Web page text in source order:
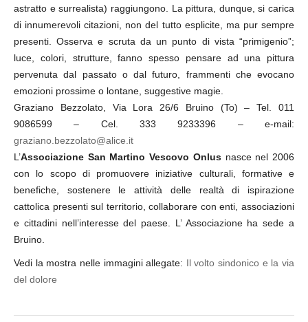
astratto e surrealista) raggiungono. La pittura, dunque, si carica
di innumerevoli citazioni, non del tutto esplicite, ma pur sempre
presenti. Osserva e scruta da un punto di vista “primigenio”;
luce, colori, strutture, fanno spesso pensare ad una pittura
pervenuta dal passato o dal futuro, frammenti che evocano
emozioni prossime o lontane, suggestive magie.
Graziano Bezzolato, Via Lora 26/6 Bruino (To) – Tel. 011
9086599 – Cel. 333 9233396 – e-mail:
graziano.bezzolato@alice.it
L’Associazione San Martino Vescovo Onlusnasce nel 2006
con lo scopo di promuovere iniziative culturali, formative e
benefiche, sostenere le attività delle realtà di ispirazione
cattolica presenti sul territorio, collaborare con enti, associazioni
e cittadini nell’interesse del paese. L’ Associazione ha sede a
Bruino.
Vedi la mostra nelle immagini allegate: Il volto sindonico e la via
del dolore